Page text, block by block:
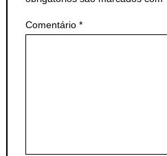
Comentário *